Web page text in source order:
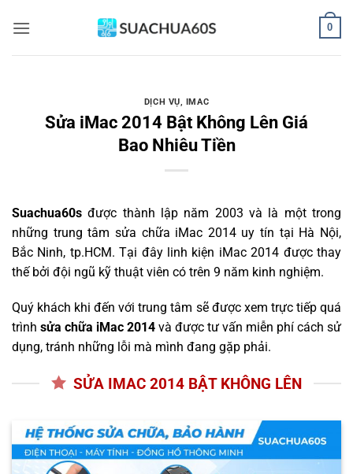
qua
0
DỊCH VỤ, IMAC
Sửa iMac 2014 Bật Không Lên Giá
Bao Nhiêu Tiền
Suachua60s được thành lập năm 2003 và là một trong
những trung tâm sửa chữa iMac 2014 uy tín tại Hà Nội,
Bắc Ninh, tp.HCM. Tại đây linh kiện iMac 2014 được thay
thế bởi đội ngũ kỹ thuật viên có trên 9 năm kinh nghiệm.
Quý khách khi đến với trung tâm sẽ được xem trực tiếp quá
trình sửa chữa iMac 2014 và được tư vấn miễn phí cách sử
dụng, tránh những lỗi mà mình đang gặp phải.
SỬA IMAC 2014 BẬT KHÔNG LÊN